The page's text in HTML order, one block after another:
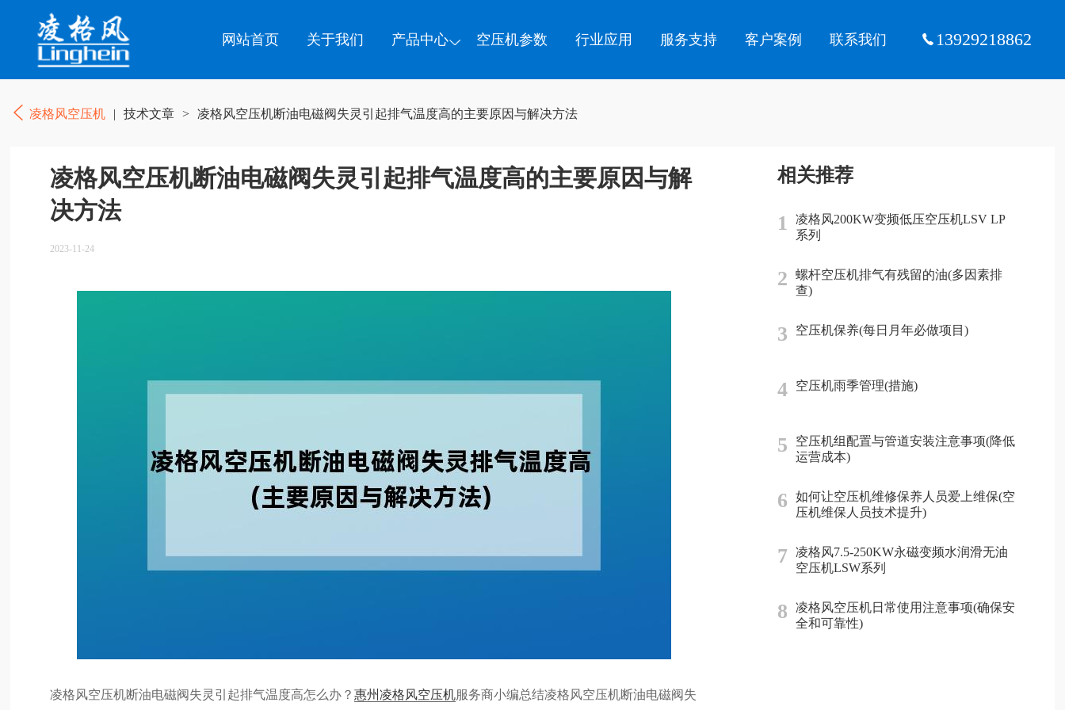
网站首页 关于我们 产品中心 空压机参数 行业应用 服务支持 客户案例 联系我们 13929218862
凌格风空压机 | 技术文章 > 凌格风空压机断油电磁阀失灵引起排气温度高的主要原因与解决方法
凌格风空压机断油电磁阀失灵引起排气温度高的主要原因与解
决方法
2023-11-24
凌格风空压机断油电磁阀失灵引起排气温度高怎么办？惠州凌格风空压机服务商小编总结凌格风空压机断油电磁阀失
相关推荐
1
凌格风200KW变频低压空压机LSV LP
系列
2
螺杆空压机排气有残留的油(多因素排
查)
3 空压机保养(每日月年必做项目)
4 空压机雨季管理(措施)
5
空压机组配置与管道安装注意事项(降低
运营成本)
6
如何让空压机维修保养人员爱上维保(空
压机维保人员技术提升)
7
凌格风7.5-250KW永磁变频水润滑无油
空压机LSW系列
8
凌格风空压机日常使用注意事项(确保安
全和可靠性)